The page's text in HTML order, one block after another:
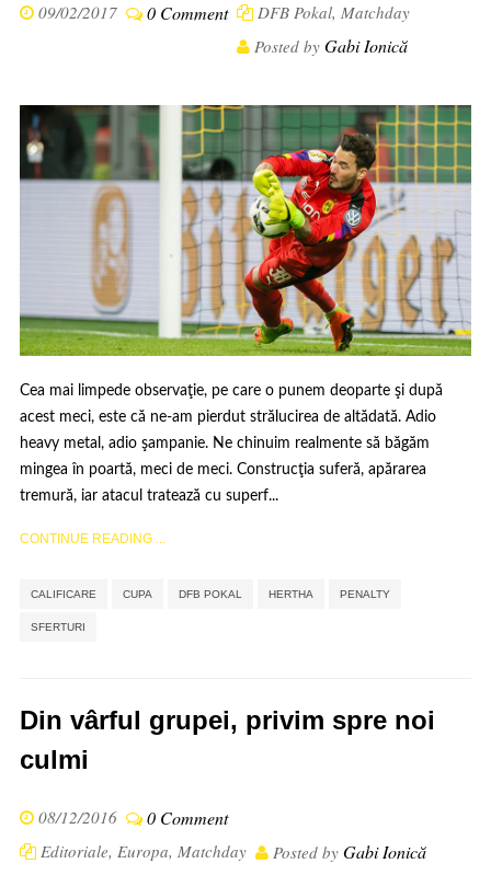
09/02/2017 0 Comment DFB Pokal, Matchday
Posted by Gabi Ionică
Cea mai limpede observaţie, pe care o punem deoparte şi după
acest meci, este că ne-am pierdut strălucirea de altădată. Adio
heavy metal, adio şampanie. Ne chinuim realmente să băgăm
mingea în poartă, meci de meci. Construcţia suferă, apărarea
tremură, iar atacul tratează cu superf...
CONTINUE READING ...
CALIFICARE CUPA DFB POKAL HERTHA PENALTY
SFERTURI
Din vârful grupei, privim spre noi
culmi
08/12/2016 0 Comment
Editoriale, Europa, Matchday Posted by Gabi Ionică